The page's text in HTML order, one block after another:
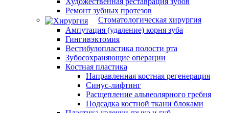
Ремонт зубных протезов
Стоматологическая хирургия
Ампутация (удаление) корня зуба
Гингивэктомия
Вестибулопластика полости рта
Зубосохраняющие операции
Костная пластика
Направленная костная регенерация
Синус-лифтинг
Расщепление альвеолярного гребня
Подсадка костной ткани блоками